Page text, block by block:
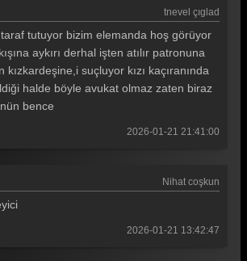
tnevel çıglad
tutuyor bizim elemanda hoş görüyor
aykırı derhal işten atılır patronuna
suçluyor kızı kaçıranında
halde böyle avukat olmaz zaten biraz
bence
2026-01-21 21:41:00
Nihat coşkun
2026-01-21 13:42:47